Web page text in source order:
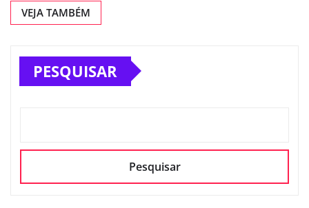
VEJA TAMBÉM
PESQUISAR
Pesquisar